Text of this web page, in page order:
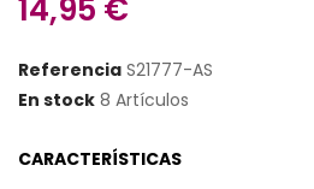
14,95 €
Referencia S21777-AS
En stock 8 Artículos
CARACTERÍSTICAS